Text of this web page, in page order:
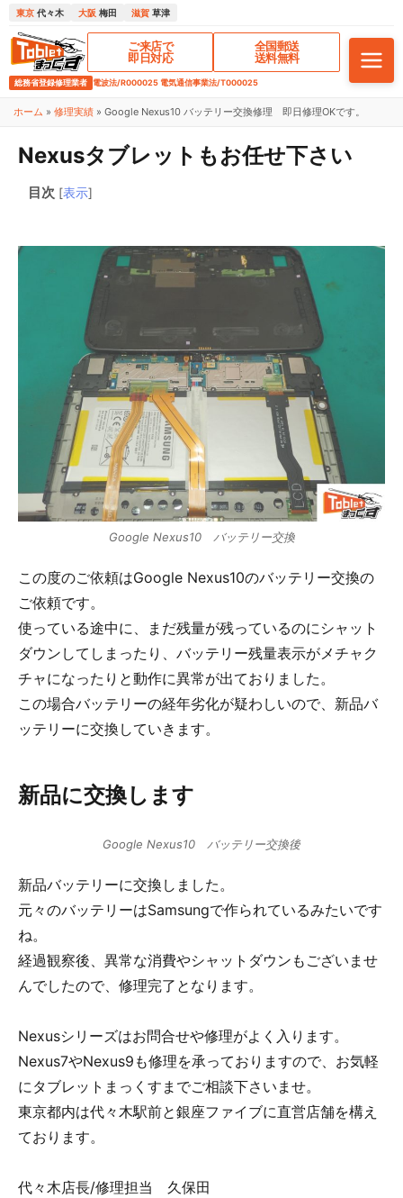
東京 代々木 大阪 梅田 滋賀 草津
ご来店で
即日対応
全国郵送
送料無料
総務省登録修理業者 電波法/R000025 電気通信事業法/T000025
ホーム » 修理実績 » Google Nexus10 バッテリー交換修理 即日修理OKです。
Nexusタブレットもお任せ下さい
目次 [表示]
Google Nexus10 バッテリー交換
この度のご依頼はGoogle Nexus10のバッテリー交換の
ご依頼です。
使っている途中に、まだ残量が残っているのにシャット
ダウンしてしまったり、バッテリー残量表示がメチャク
チャになったりと動作に異常が出ておりました。
この場合バッテリーの経年劣化が疑わしいので、新品バ
ッテリーに交換していきます。
新品に交換します
Google Nexus10 バッテリー交換後
新品バッテリーに交換しました。
元々のバッテリーはSamsungで作られているみたいです
ね。
経過観察後、異常な消費やシャットダウンもございませ
んでしたので、修理完了となります。
Nexusシリーズはお問合せや修理がよく入ります。
Nexus7やNexus9も修理を承っておりますので、お気軽
にタブレットまっくすまでご相談下さいませ。
東京都内は代々木駅前と銀座ファイブに直営店舗を構え
ております。
代々木店長/修理担当 久保田